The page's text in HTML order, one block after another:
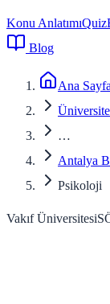
Konu AnlatımıQuiz
Blog
Ana Sayfa
…
Antalya
Psikoloji
Vakıf Üniversitesi